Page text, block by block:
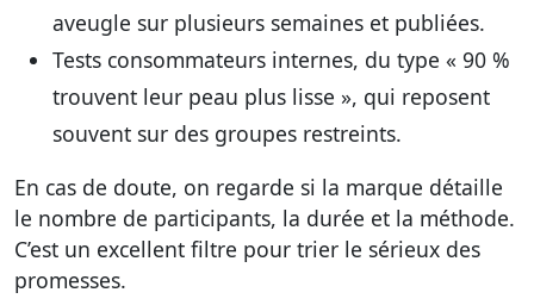
aveugle sur plusieurs semaines et publiées.
Tests consommateurs internes, du type « 90 %
trouvent leur peau plus lisse », qui reposent
souvent sur des groupes restreints.
En cas de doute, on regarde si la marque détaille
le nombre de participants, la durée et la méthode.
C’est un excellent filtre pour trier le sérieux des
promesses.